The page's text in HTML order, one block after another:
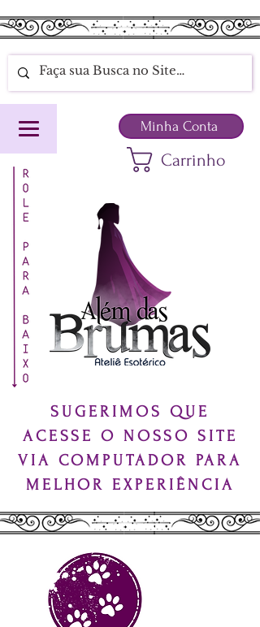
SUGERIMOS QUE
ACESSE O NOSSO SITE
VIA COMPUTADOR PARA
MELHOR EXPERIÊNCIA
Carrinho
Minha Conta